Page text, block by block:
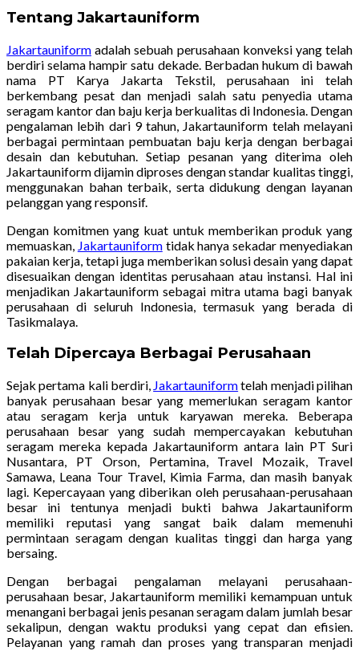
Tentang Jakartauniform
Jakartauniform adalah sebuah perusahaan konveksi yang telah
berdiri selama hampir satu dekade. Berbadan hukum di bawah
nama PT Karya Jakarta Tekstil, perusahaan ini telah
berkembang pesat dan menjadi salah satu penyedia utama
seragam kantor dan baju kerja berkualitas di Indonesia. Dengan
pengalaman lebih dari 9 tahun, Jakartauniform telah melayani
berbagai permintaan pembuatan baju kerja dengan berbagai
desain dan kebutuhan. Setiap pesanan yang diterima oleh
Jakartauniform dijamin diproses dengan standar kualitas tinggi,
menggunakan bahan terbaik, serta didukung dengan layanan
pelanggan yang responsif.
Dengan komitmen yang kuat untuk memberikan produk yang
memuaskan, Jakartauniform tidak hanya sekadar menyediakan
pakaian kerja, tetapi juga memberikan solusi desain yang dapat
disesuaikan dengan identitas perusahaan atau instansi. Hal ini
menjadikan Jakartauniform sebagai mitra utama bagi banyak
perusahaan di seluruh Indonesia, termasuk yang berada di
Tasikmalaya.
Telah Dipercaya Berbagai Perusahaan
Sejak pertama kali berdiri, Jakartauniformtelah menjadi pilihan
banyak perusahaan besar yang memerlukan seragam kantor
atau seragam kerja untuk karyawan mereka. Beberapa
perusahaan besar yang sudah mempercayakan kebutuhan
seragam mereka kepada Jakartauniform antara lain PT Suri
Nusantara, PT Orson, Pertamina, Travel Mozaik, Travel
Samawa, Leana Tour Travel, Kimia Farma, dan masih banyak
lagi. Kepercayaan yang diberikan oleh perusahaan-perusahaan
besar ini tentunya menjadi bukti bahwa Jakartauniform
memiliki reputasi yang sangat baik dalam memenuhi
permintaan seragam dengan kualitas tinggi dan harga yang
bersaing.
Dengan berbagai pengalaman melayani perusahaan-
perusahaan besar, Jakartauniform memiliki kemampuan untuk
menangani berbagai jenis pesanan seragam dalam jumlah besar
sekalipun, dengan waktu produksi yang cepat dan efisien.
Pelayanan yang ramah dan proses yang transparan menjadi